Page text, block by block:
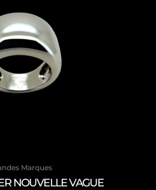
Marques
NOUVELLE VAGUE